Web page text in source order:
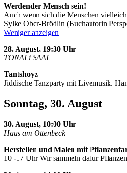
Werdender Mensch sein!
Auch wenn sich die Menschen
Sylke Ober-Brödlin (Buchautorin
Weniger anzeigen
28. August, 19:30 Uhr
TONALi SAAL
Tantshoyz
Jiddische Tanzparty mit Livemusik.
Sonntag, 30. August
30. August, 10:00 Uhr
Haus am Ottenbeck
Herstellen und Malen mit
10 -17 Uhr Wir sammeln dafür